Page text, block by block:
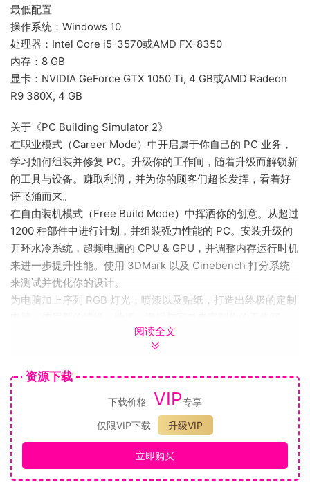
最低配置
操作系统：Windows 10
处理器：Intel Core i5-3570或AMD FX-8350
内存：8 GB
显卡：NVIDIA GeForce GTX 1050 Ti, 4 GB或AMD Radeon
R9 380X, 4 GB
关于《PC Building Simulator 2》
在职业模式（Career Mode）中开启属于你自己的 PC 业务，
学习如何组装并修复 PC。升级你的工作间，随着升级而解锁新
的工具与设备。赚取利润，并为你的顾客们超长发挥，看着好
评飞涌而来。
在自由装机模式（Free Build Mode）中挥洒你的创意。从超过
1200 种部件中进行计划，并组装强力性能的 PC。安装升级的
开环水冷系统，超频电脑的 CPU & GPU，并调整内存运行时机
来进一步提升性能。使用 3DMark 以及 Cinebench 打分系统
来测试并优化你的设计。
为电脑加上序列 RGB 灯光，喷漆以及贴纸，打造出终极的定制
让你彻底定制你的 PC 装机空间。
以真实的硬件与软件模拟，进一步进行装机流程。使用风扇控
制应用以及感温摄像头来优化电脑的冷却系统，使用电力侦测
器来追踪耗电情况，并为你的 GPU，CPU，RAM 以及主板追
加定制水冷部件。
本作包含 18 首曲目，囊括了法式浩室，英式车库音乐，车库饶
舌到独立摇滚，灵魂回响以及合成器流行叙事乐等曲风。Gavin
Harrison 在整张唱片中使用了原始的复古合成器和录音室设
备，让这些音乐的制作超越了纯粹的数字音乐，打造了一张具
阅读全文
资源下载
下载价格 VIP专享
仅限VIP下载
升级VIP
立即购买